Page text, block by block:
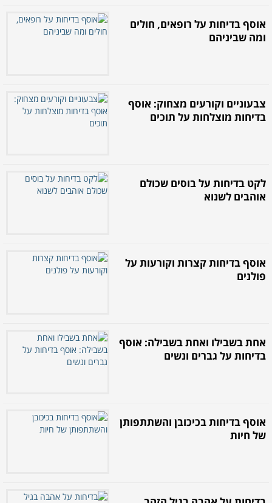
אוסף בדיחות על רופאים, חולים
ומה שביניהם
צבעוניים וקורעים מצחוק: אוסף
בדיחות מוצלחות על תוכים
לקט בדיחות על בוסים שכולם
אוהבים לשנוא
אוסף בדיחות קצרות וקורעות על
פולנים
אחת בשבילו ואחת בשבילה: אוסף
בדיחות על גברים ונשים
אוסף בדיחות בכיכובן והשתתפותן
של חיות